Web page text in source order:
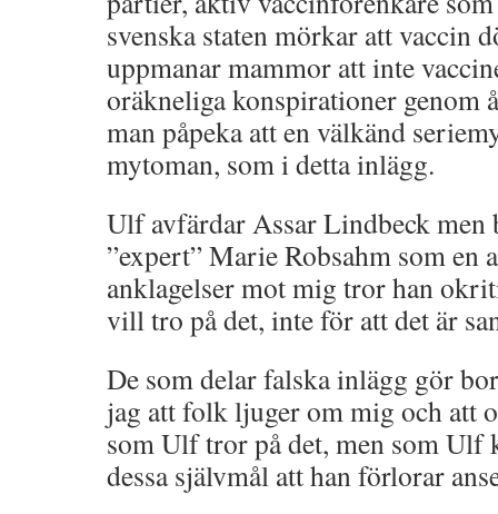
svenska staten mörkar att vaccin
uppmanar mammor att inte
oräkneliga konspirationer genom
man påpeka att en välkänd
mytoman, som i detta inlägg.
Ulf avfärdar Assar Lindbeck men
”expert” Marie Robsahm som en
anklagelser mot mig tror han
vill tro på det, inte för att det är
De som delar falska inlägg gör
jag att folk ljuger om mig och att
som Ulf tror på det, men som Ulf
dessa självmål att han förlorar